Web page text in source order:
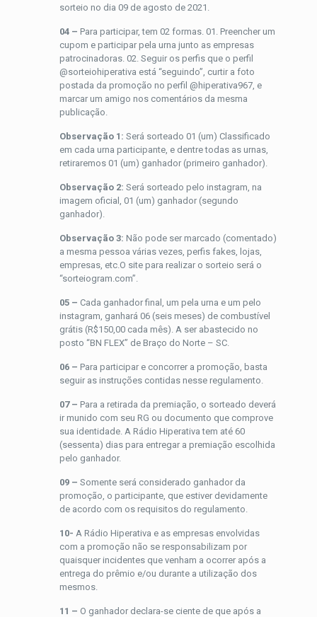
sorteio no dia 09 de agosto de 2021.
04 –Para participar, tem 02 formas. 01. Preencher um
cupom e participar pela urna junto as empresas
patrocinadoras. 02. Seguir os perfis que o perfil
@sorteiohiperativa está “seguindo”, curtir a foto
postada da promoção no perfil @hiperativa967, e
marcar um amigo nos comentários da mesma
publicação.
Observação 1: Será sorteado 01 (um) Classificado
em cada urna participante, e dentre todas as urnas,
retiraremos 01 (um) ganhador (primeiro ganhador).
Observação 2: Será sorteado pelo instagram, na
imagem oficial, 01 (um) ganhador (segundo
ganhador).
Observação 3: Não pode ser marcado (comentado)
a mesma pessoa várias vezes, perfis fakes, lojas,
empresas, etc.O site para realizar o sorteio será o
“sorteiogram.com”.
05 – Cada ganhador final, um pela urna e um pelo
instagram, ganhará 06 (seis meses) de combustível
grátis (R$150,00 cada mês). A ser abastecido no
posto “BN FLEX” de Braço do Norte – SC.
06 – Para participar e concorrer a promoção, basta
seguir as instruções contidas nesse regulamento.
07 – Para a retirada da premiação, o sorteado deverá
ir munido com seu RG ou documento que comprove
sua identidade. A Rádio Hiperativa tem até 60
(sessenta) dias para entregar a premiação escolhida
pelo ganhador.
09 – Somente será considerado ganhador da
promoção, o participante, que estiver devidamente
de acordo com os requisitos do regulamento.
10- A Rádio Hiperativa e as empresas envolvidas
com a promoção não se responsabilizam por
quaisquer incidentes que venham a ocorrer após a
entrega do prêmio e/ou durante a utilização dos
mesmos.
11 – O ganhador declara-se ciente de que após a